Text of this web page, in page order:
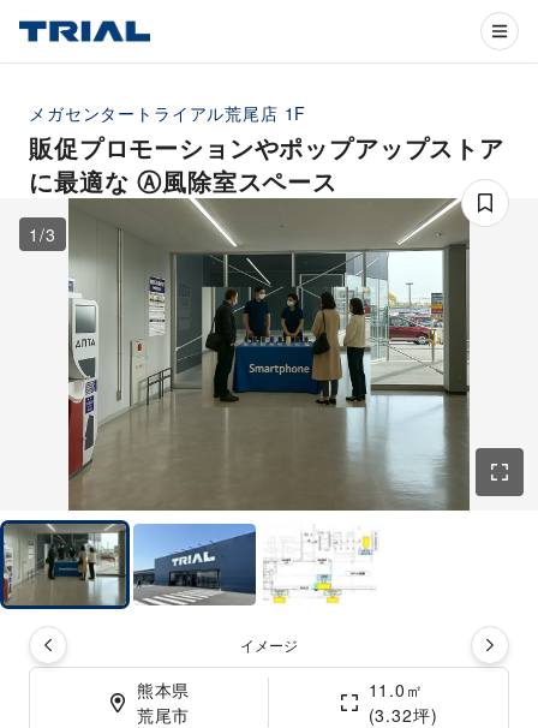
メガセンタートライアル荒尾店 1F
販促プロモーションやポップアップストア
に最適な Ⓐ風除室スペース
1 /3
イメージ
熊本県
荒尾市
11.0㎡
(3.32坪)